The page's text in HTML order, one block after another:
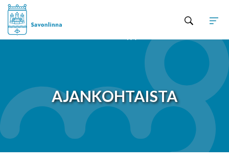
AJANKOHTAISTA